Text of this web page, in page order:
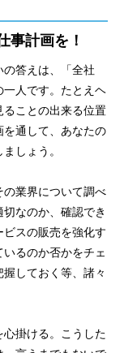
事計画を！
の答えは、「全社
一人です。たとえヘ
ることの出来る位置
通して、あなたの
しょう。
業界について調べ
なのか、確認でき
スの販売を強化す
るのか否かをチェ
しておく等、諸々
掛ける。こうした